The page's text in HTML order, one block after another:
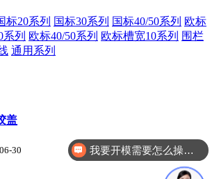
标20系列 国标30系列 国标40/50系列 欧标
系列 欧标40/50系列 欧标槽宽10系列 围栏
通用系列
盖
30
我要开模需要怎么操作？
自动化零配件加工你们做吗？